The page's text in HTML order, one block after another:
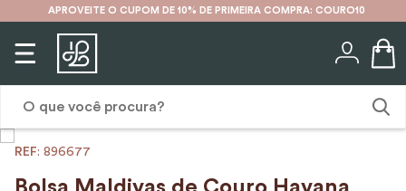
APROVEITE O CUPOM DE 10% DE PRIMEIRA COMPRA: COURO10
: 896677
1º
karina